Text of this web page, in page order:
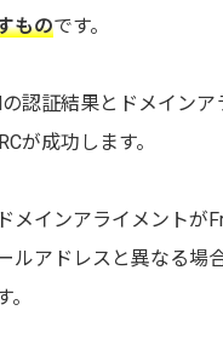
ものです。
認証結果とドメイン
が成功します。
メインアライメントが
ルアドレスと異なる場